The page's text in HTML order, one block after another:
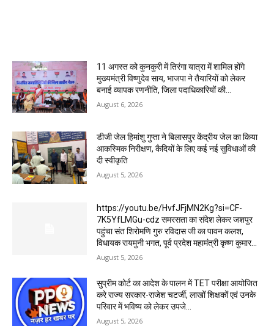
11 अगस्त को कुनकुरी में तिरंगा यात्रा में शामिल होंगे
मुख्यमंत्री विष्णुदेव साय, भाजपा ने तैयारियों को लेकर
बनाई व्यापक रणनीति, जिला पदाधिकारियों की...
August 6, 2026
डीजी जेल हिमांशु गुप्ता ने बिलासपुर केंद्रीय जेल का किया
आकस्मिक निरीक्षण, कैदियों के लिए कई नई सुविधाओं की
दी स्वीकृति
August 5, 2026
https://youtu.be/HvfJFjMN2Kg?si=CF-
7K5YfLMGu-cdz समरसता का संदेश लेकर जशपुर
पहुंचा संत शिरोमणि गुरु रविदास जी का पावन कलश,
विधायक रायमुनी भगत, पूर्व प्रदेश महामंत्री कृष्ण कुमार...
August 5, 2026
सुप्रीम कोर्ट का आदेश के पालन में TET परीक्षा आयोजित
करे राज्य सरकार-राजेश चटर्जी, लाखों शिक्षकों एवं उनके
परिवार में भविष्य को लेकर उपजे...
August 5, 2026